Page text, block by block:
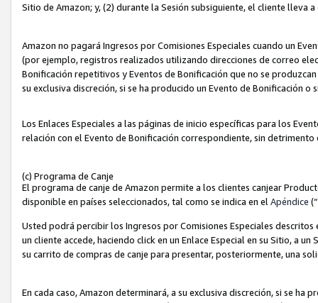
Sitio de Amazon; y, (2) durante la Sesión subsiguiente, el cliente lleva
Amazon no pagará Ingresos por Comisiones Especiales cuando un
(por ejemplo, registros realizados utilizando direcciones de correo
Bonificación repetitivos y Eventos de Bonificación que no se
su exclusiva discreción, si se ha producido un Evento de Bonificación
Los Enlaces Especiales a las páginas de inicio específicas para los
relación con el Evento de Bonificación correspondiente, sin
(c) Programa de Canje
El programa de canje de Amazon permite a los clientes canjear
disponible en países seleccionados, tal como se indica en el Apéndice
Usted podrá percibir los Ingresos por Comisiones Especiales
un cliente accede, haciendo click en un Enlace Especial en su Sitio, a
su carrito de compras de canje para presentar, posteriormente, una
En cada caso, Amazon determinará, a su exclusiva discreción, si se